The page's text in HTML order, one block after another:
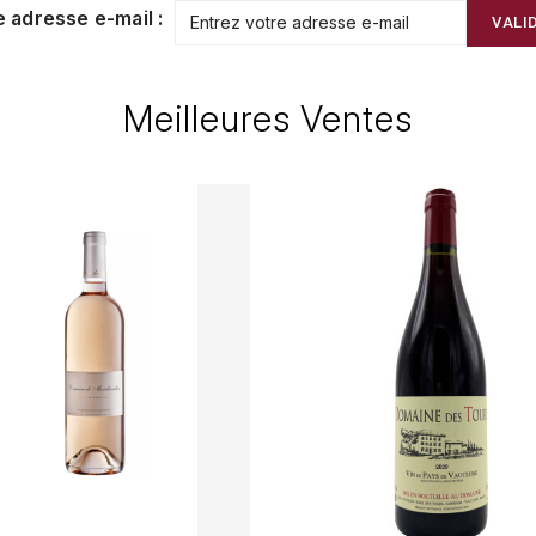
adresse e-mail :
Meilleures Ventes